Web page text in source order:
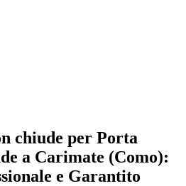
chiude per Porta
a Carimate (Como):
e Garantito